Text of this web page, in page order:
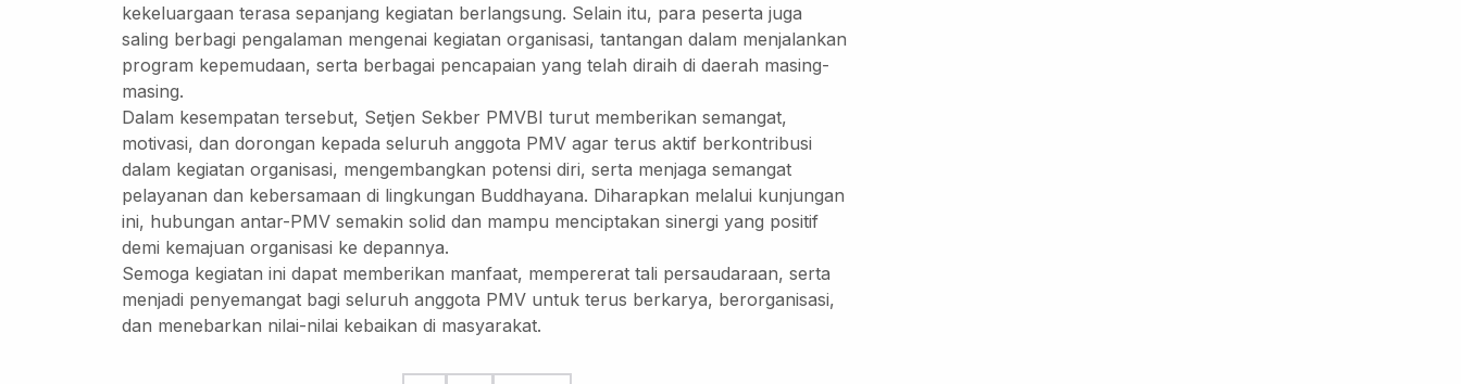
kekeluargaan terasa sepanjang kegiatan berlangsung. Selain itu, para peserta juga
saling berbagi pengalaman mengenai kegiatan organisasi, tantangan dalam menjalankan
program kepemudaan, serta berbagai pencapaian yang telah diraih di daerah masing-
masing.
Dalam kesempatan tersebut, Setjen Sekber PMVBI turut memberikan semangat,
motivasi, dan dorongan kepada seluruh anggota PMV agar terus aktif berkontribusi
dalam kegiatan organisasi, mengembangkan potensi diri, serta menjaga semangat
pelayanan dan kebersamaan di lingkungan Buddhayana. Diharapkan melalui kunjungan
ini, hubungan antar-PMV semakin solid dan mampu menciptakan sinergi yang positif
demi kemajuan organisasi ke depannya.
Semoga kegiatan ini dapat memberikan manfaat, mempererat tali persaudaraan, serta
menjadi penyemangat bagi seluruh anggota PMV untuk terus berkarya, berorganisasi,
dan menebarkan nilai-nilai kebaikan di masyarakat.